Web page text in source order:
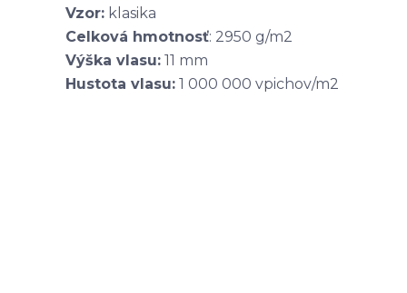
Vzor: klasika
Celková hmotnosť: 2950 g/m2
Výška vlasu: 11 mm
Hustota vlasu: 1 000 000 vpichov/m2